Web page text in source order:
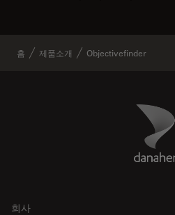
홈 제품소개 Objectivefinder
회사